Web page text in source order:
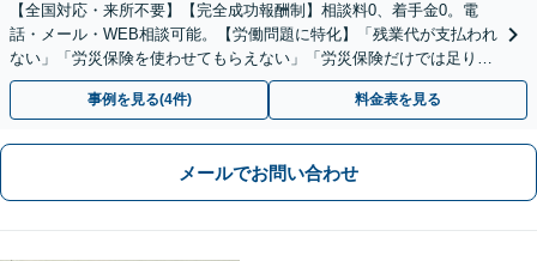
【全国対応・来所不要】【完全成功報酬制】相談料0、着手金0。電
話・メール・WEB相談可能。【労働問題に特化】「残業代が支払われ
ない」「労災保険を使わせてもらえない」「労災保険だけでは足りな
い。損害賠償請求したい」など労働問題はお任せを。
事例を見る(4件) 料金表を見る
メールでお問い合わせ